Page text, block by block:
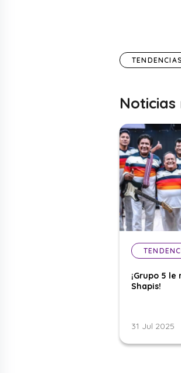
TENDENCIAS
¡Grupo 5
Shapis!
31 Jul 2025